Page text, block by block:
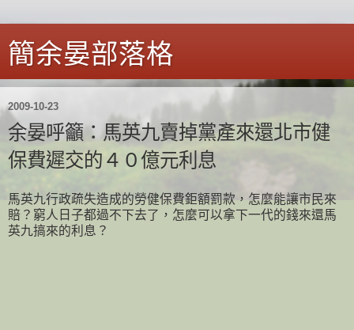
簡余晏部落格
2009-10-23
余晏呼籲：馬英九賣掉黨產來還北市健
保費遲交的４０億元利息
馬英九行政疏失造成的勞健保費鉅額罰款，怎麼能讓市民來
賠？窮人日子都過不下去了，怎麼可以拿下一代的錢來還馬
英九搞來的利息？